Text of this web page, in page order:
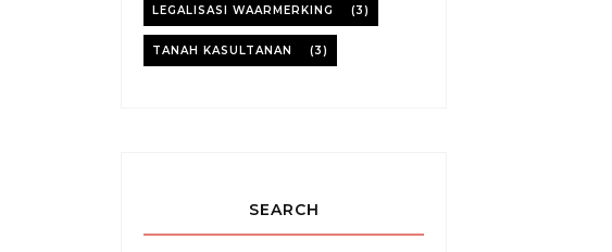
LEGALISASI WAARMERKING (3)
TANAH KASULTANAN (3)
SEARCH